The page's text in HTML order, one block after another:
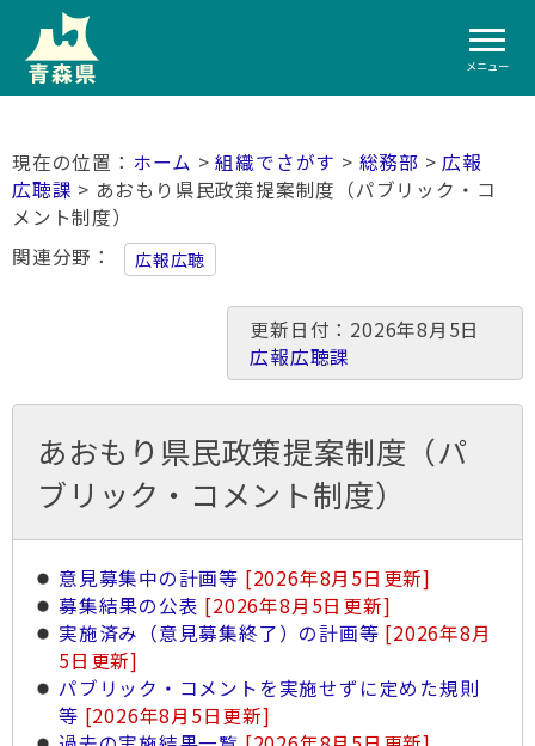
メニュー
ホーム >組織でさがす > 総務部 >広報
広聴課 > あおもり県民政策提案制度（パブリック・コ
メント制度）
関連分野
広報広聴
更新日付：2026年8月5日
広報広聴課
あおもり県民政策提案制度（パ
ブリック・コメント制度）
意見募集中の計画等 [2026年8月5日更新]
募集結果の公表 [2026年8月5日更新]
実施済み（意見募集終了）の計画等 [2026年8月
5日更新]
パブリック・コメントを実施せずに定めた規則
等 [2026年8月5日更新]